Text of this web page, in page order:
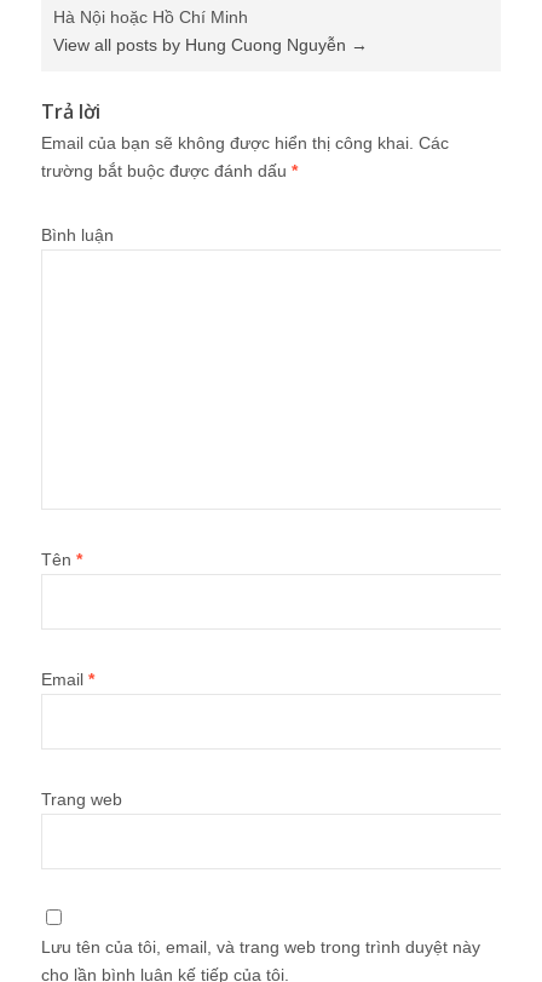
Hà Nội hoặc Hồ Chí Minh
View all posts by Hung Cuong Nguyễn →
Trả lời
Email của bạn sẽ không được hiển thị công khai. Các
trường bắt buộc được đánh dấu *
Bình luận
Tên *
Email *
Trang web
Lưu tên của tôi, email, và trang web trong trình duyệt này
cho lần bình luận kế tiếp của tôi.